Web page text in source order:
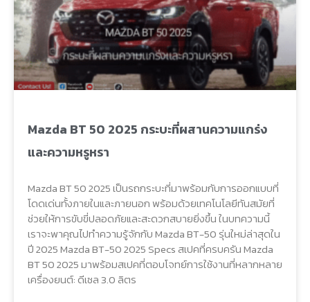
Mazda BT 50 2025 กระบะที่ผสานความแกร่ง
และความหรูหรา
Mazda BT 50 2025 เป็นรถกระบะที่มาพร้อมกับการออกแบบที่
โดดเด่นทั้งภายในและภายนอก พร้อมด้วยเทคโนโลยีทันสมัยที่
ช่วยให้การขับขี่ปลอดภัยและสะดวกสบายยิ่งขึ้น ในบทความนี้
เราจะพาคุณไปทำความรู้จักกับ Mazda BT-50 รุ่นใหม่ล่าสุดใน
ปี 2025 Mazda BT-50 2025 Specs สเปคที่ครบครัน Mazda
BT 50 2025 มาพร้อมสเปคที่ตอบโจทย์การใช้งานที่หลากหลาย
เครื่องยนต์: ดีเซล 3.0 ลิตร